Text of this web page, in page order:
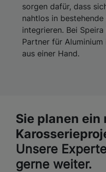
sorgen dafür, dass
nahtlos in
integrieren. Bei
Partner für
aus einer Hand.
Sie planen ein
Unsere
gerne weiter.